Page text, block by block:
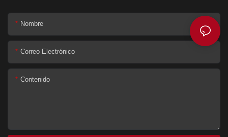
Nombre
Correo Electrónico
Contenido